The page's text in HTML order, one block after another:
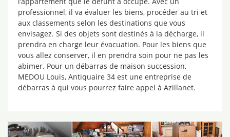
professionnel, il va évaluer les biens, procéder au tri et
aux classements selon les destinations que vous
envisagez. Si des objets sont destinés à la décharge, il
prendra en charge leur évacuation. Pour les biens que
vous allez conserver, il en prendra soin pour ne pas les
abimer. Pour un débarras de maison succession,
MEDOU Louis, Antiquaire 34 est une entreprise de
débarras à qui vous pourrez faire appel à Azillanet.